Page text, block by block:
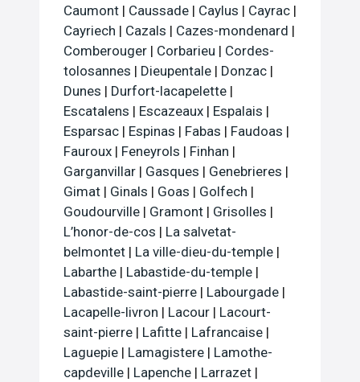
Caumont | Caussade | Caylus | Cayrac |
Cayriech | Cazals | Cazes-mondenard |
Comberouger | Corbarieu | Cordes-
tolosannes | Dieupentale | Donzac |
Dunes | Durfort-lacapelette |
Escatalens | Escazeaux | Espalais |
Esparsac | Espinas | Fabas | Faudoas |
Fauroux | Feneyrols | Finhan |
Garganvillar | Gasques | Genebrieres |
Gimat | Ginals | Goas | Golfech |
Goudourville | Gramont | Grisolles |
L’honor-de-cos | La salvetat-
belmontet | La ville-dieu-du-temple |
Labarthe | Labastide-du-temple |
Labastide-saint-pierre | Labourgade |
Lacapelle-livron | Lacour | Lacourt-
saint-pierre | Lafitte | Lafrancaise |
Laguepie | Lamagistere | Lamothe-
capdeville | Lapenche | Larrazet |